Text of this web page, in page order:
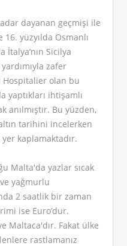
dayanan geçmişi ile
16. yüzyılda Osmanlı
İtalya’nın Sicilya
zafer
Hospitalier olan bu
yaptıkları ihtişamlı
anılmıştır. Bu yüzden,
tarihini incelerken
kaplamaktadır.
Malta'da yazlar sıcak
yağmurlu
2 saatlik bir zaman
ise Euro’dur.
Maltaca'dır. Fakat ülke
rastlamanız